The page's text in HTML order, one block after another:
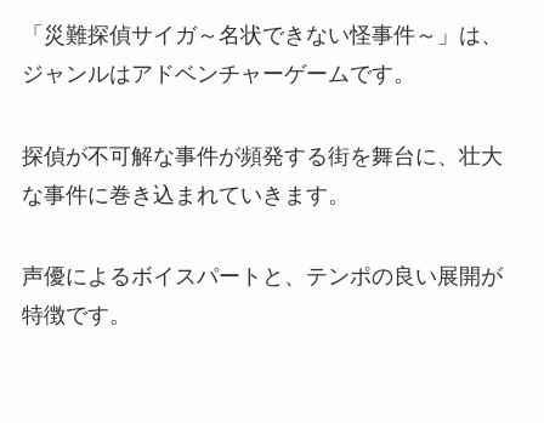
「災難探偵サイガ～名状できない怪事件～」は、
ジャンルはアドベンチャーゲームです。
探偵が不可解な事件が頻発する街を舞台に、壮大
な事件に巻き込まれていきます。
声優によるボイスパートと、テンポの良い展開が
特徴です。